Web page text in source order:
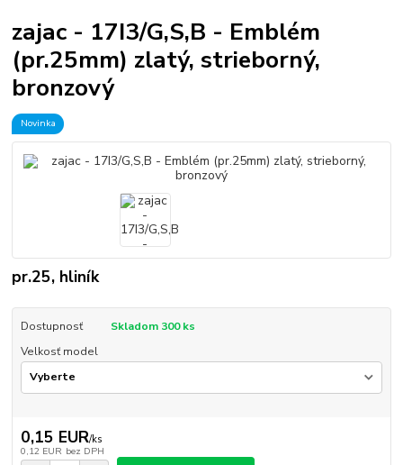
zajac - 17I3/G,S,B - Emblém
(pr.25mm) zlatý, strieborný,
bronzový
Novinka
pr.25, hliník
Dostupnosť
Skladom 300 ks
Velkosť model
0,15 EUR/ks
0,12 EUR bez DPH